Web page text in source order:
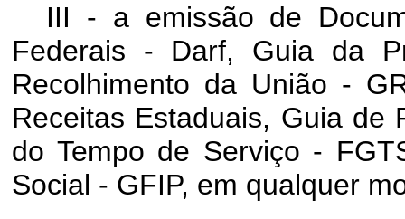
III - a emissão de
Federais - Darf, Guia da
Recolhimento da União -
Receitas Estaduais, Guia de
do Tempo de Serviço -
Social - GFIP, em qualquer